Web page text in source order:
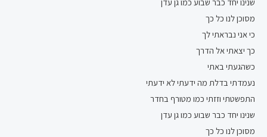
מסוכן לנו כל כך
כי אני נבראתי לך
כך יצאתי אל הדרך
כשהגעתי באתי
נעמדתי בדלת מה ידעתי לא ידעתי
התפשטתי וזזתי כמו מטורף בחדר
שנינו יחד כבר שבוע כמו גן עדן
מסוכן לנו כל כך